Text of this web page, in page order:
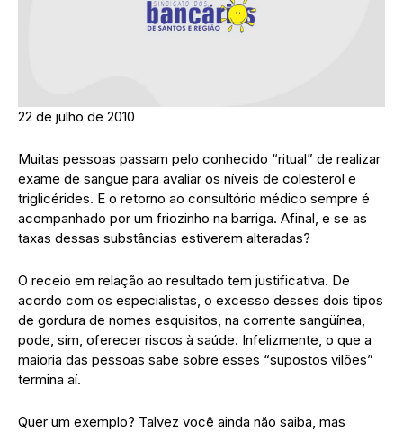
22 de julho de 2010
Muitas pessoas passam pelo conhecido “ritual” de realizar
exame de sangue para avaliar os níveis de colesterol e
triglicérides. E o retorno ao consultório médico sempre é
acompanhado por um friozinho na barriga. Afinal, e se as
taxas dessas substâncias estiverem alteradas?
O receio em relação ao resultado tem justificativa. De
acordo com os especialistas, o excesso desses dois tipos
de gordura de nomes esquisitos, na corrente sangüínea,
pode, sim, oferecer riscos à saúde. Infelizmente, o que a
maioria das pessoas sabe sobre esses “supostos vilões”
termina aí.
Quer um exemplo? Talvez você ainda não saiba, mas